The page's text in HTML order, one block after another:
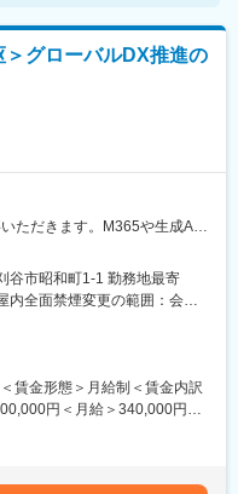
＞グローバルDX推進の
ただきます。M365や生成AI
、仕事のやり方を変革してい
だきます。
画・推進
の企画・推進
支援・教育の強化の企画・推
谷市昭和町1-1 勤務地最寄
内全面禁煙変更の範囲：会社
む）
賃金形態＞月給制＜賃金内訳
円＜月給＞340,000円～